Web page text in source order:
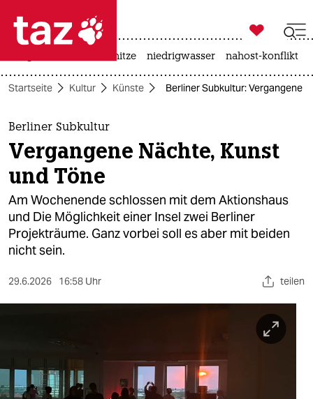
 taz zahl ich
taz zahl ich
themen
politik
öko
gesellschaft
kultur
sport
wahrheit

taz zahl ich
hitze niedrigwasser nahost-konflikt
Startseite Kultur Künste Berliner Subkultur: Vergangene
Berliner Subkultur
Vergangene Nächte, Kunst
und Töne
Am Wochenende schlossen mit dem Aktionshaus
und Die Möglichkeit einer Insel zwei Berliner
Projekträume. Ganz vorbei soll es aber mit beiden
nicht sein.
29.6.2026 16:58 Uhr teilen